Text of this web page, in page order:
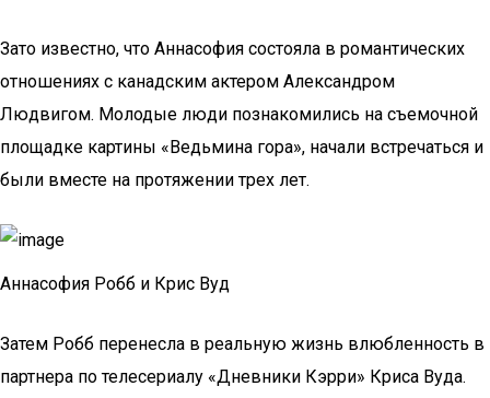
Зато известно, что Аннасофия состояла в романтических
отношениях с канадским актером Александром
Людвигом. Молодые люди познакомились на съемочной
площадке картины «Ведьмина гора», начали встречаться и
были вместе на протяжении трех лет.
Аннасофия Робб и Крис Вуд
Затем Робб перенесла в реальную жизнь влюбленность в
партнера по телесериалу «Дневники Кэрри» Криса Вуда.